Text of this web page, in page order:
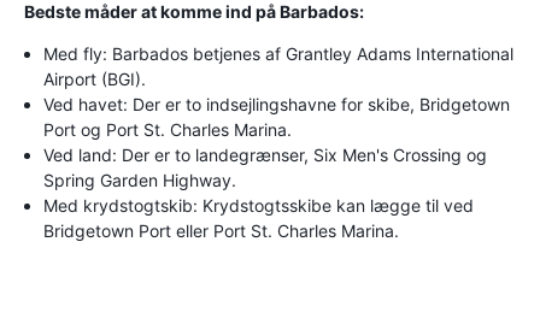
Bedste måder at komme ind på Barbados:
Med fly: Barbados betjenes af Grantley Adams International
Airport (BGI).
Ved havet: Der er to indsejlingshavne for skibe, Bridgetown
Port og Port St. Charles Marina.
Ved land: Der er to landegrænser, Six Men's Crossing og
Spring Garden Highway.
Med krydstogtskib: Krydstogtsskibe kan lægge til ved
Bridgetown Port eller Port St. Charles Marina.